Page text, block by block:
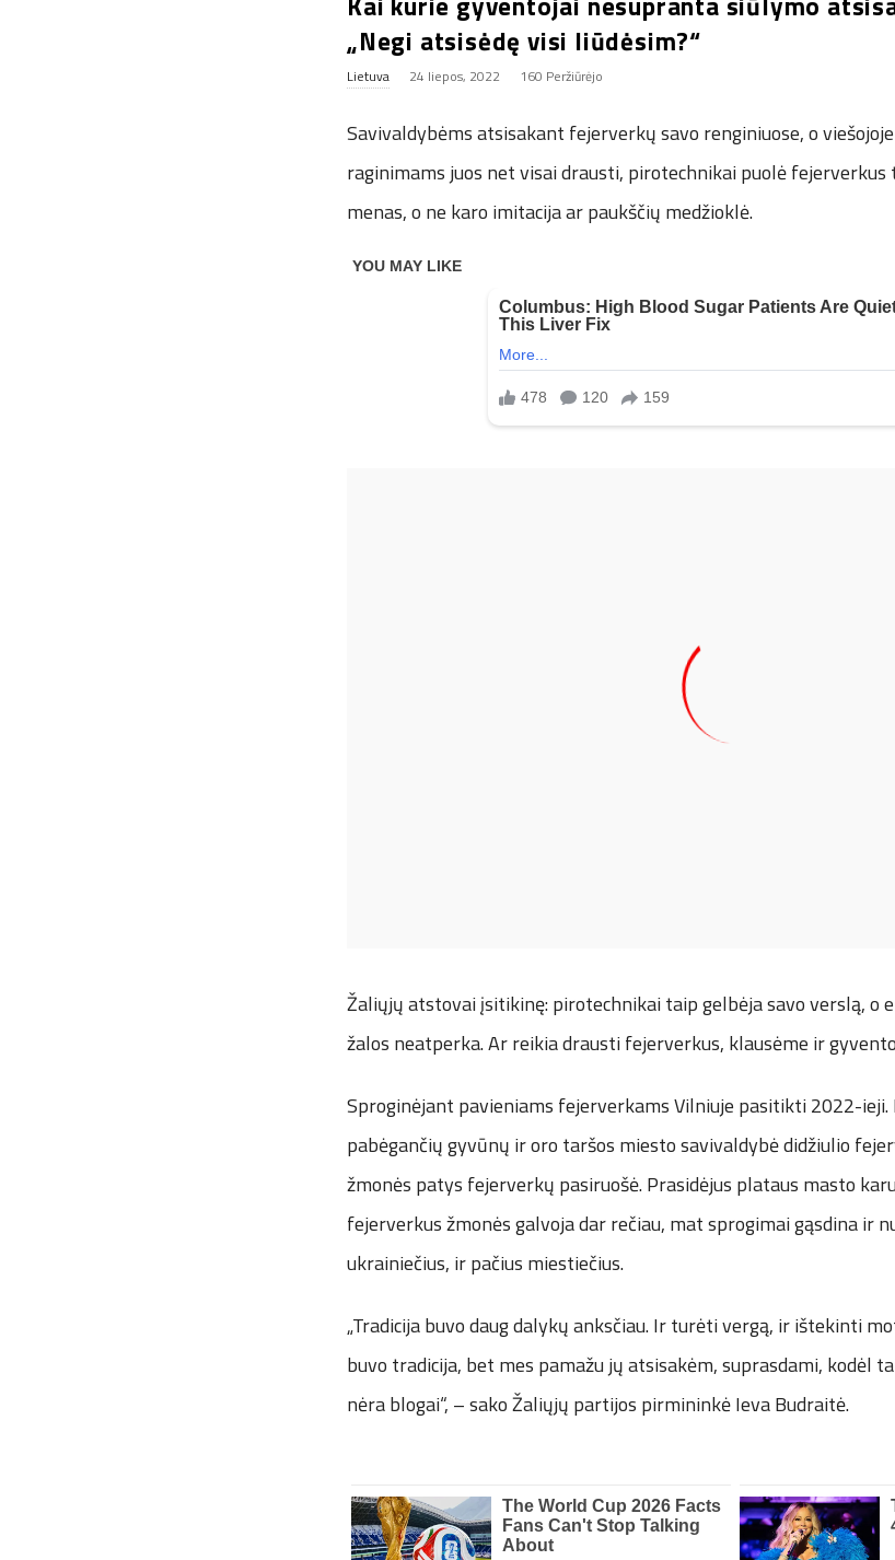
„Negi atsisėdę visi liūdėsim?“
Lietuva 24 liepos, 2022 160 Peržiūrėjo
Savivaldybėms atsisakant fejerverkų savo renginiuose, o
raginimams juos net visai drausti, pirotechnikai puolė
menas, o ne karo imitacija ar paukščių medžioklė.
Žaliųjų atstovai įsitikinę: pirotechnikai taip gelbėja savo verslą, o
žalos neatperka. Ar reikia drausti fejerverkus, klausėme ir
Sproginėjant pavieniams fejerverkams Vilniuje pasitikti 2022-ieji.
pabėgančių gyvūnų ir oro taršos miesto savivaldybė didžiulio
žmonės patys fejerverkų pasiruošė. Prasidėjus plataus masto
fejerverkus žmonės galvoja dar rečiau, mat sprogimai gąsdina ir
ukrainiečius, ir pačius miestiečius.
„Tradicija buvo daug dalykų anksčiau. Ir turėti vergą, ir ištekinti
buvo tradicija, bet mes pamažu jų atsisakėm, suprasdami, kodėl
nėra blogai“, – sako Žaliųjų partijos pirmininkė Ieva Budraitė.